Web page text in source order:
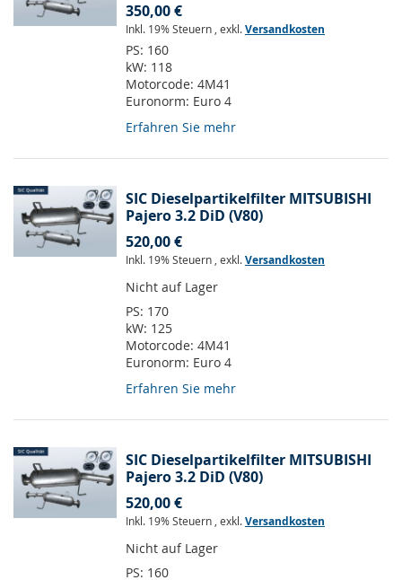
350,00 €
Inkl. 19% Steuern , exkl.Versandkosten
PS: 160
kW: 118
Motorcode: 4M41
Euronorm: Euro 4
Erfahren Sie mehr
SIC Dieselpartikelfilter MITSUBISHI
Pajero 3.2 DiD (V80)
520,00 €
Inkl. 19% Steuern , exkl.Versandkosten
Nicht auf Lager
PS: 170
kW: 125
Motorcode: 4M41
Euronorm: Euro 4
Erfahren Sie mehr
SIC Dieselpartikelfilter MITSUBISHI
Pajero 3.2 DiD (V80)
520,00 €
Inkl. 19% Steuern , exkl.Versandkosten
Nicht auf Lager
PS: 160